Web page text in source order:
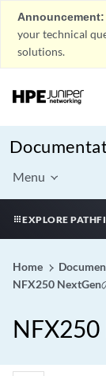
Announcement:
your technical
solutions.
Menu
EXPLORE
Home
NFX250 NextGen